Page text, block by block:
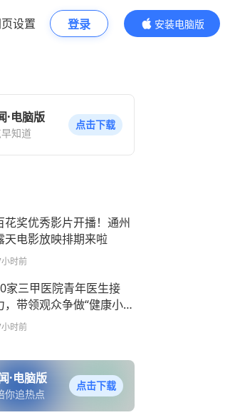
设置 登录
安装电脑版
内容更精彩
·电脑版
知道
点击下载
花奖优秀影片开播！通州
天电影放映排期来啦
时前
家三甲医院青年医生接
，带领观众争做“健康小达
”时前
·电脑版
你追热点
点击下载